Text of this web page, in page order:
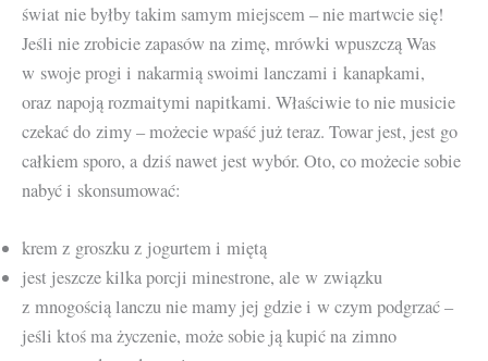
świat nie byłby takim samym miejscem – nie martwcie się!
Jeśli nie zrobicie zapasów na zimę, mrówki wpuszczą Was
w swoje progi i nakarmią swoimi lanczami i kanapkami,
oraz napoją rozmaitymi napitkami. Właściwie to nie musicie
czekać do zimy – możecie wpaść już teraz. Towar jest, jest go
całkiem sporo, a dziś nawet jest wybór. Oto, co możecie sobie
nabyć i skonsumować:
krem z groszku z jogurtem i miętą
jest jeszcze kilka porcji minestrone, ale w związku
z mnogością lanczu nie mamy jej gdzie i w czym podgrzać –
jeśli ktoś ma życzenie, może sobie ją kupić na zimno